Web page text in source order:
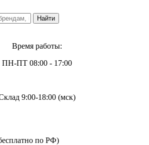
Время работы:
ПН-ПТ 08:00 - 17:00
9:00-18:00 (мск)
по РФ)